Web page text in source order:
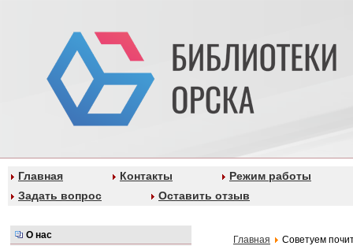
Главная Контакты
Режим работы
Задать вопрос
Оставить отзыв
О нас Главная Советуем